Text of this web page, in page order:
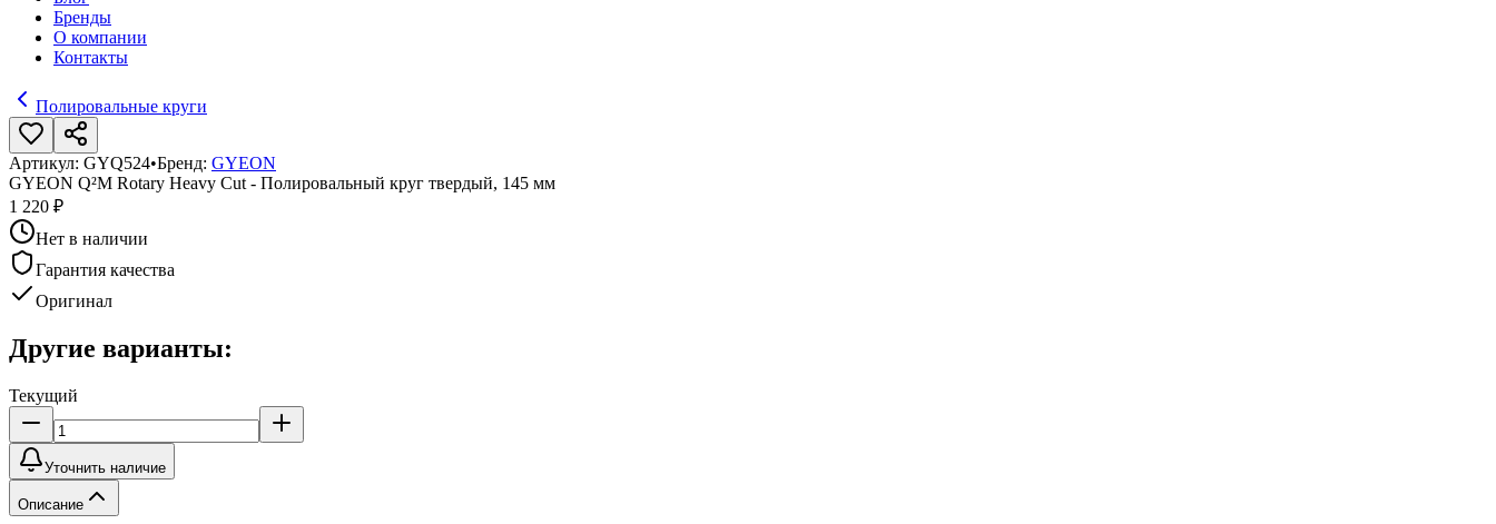
Бренды
О компании
Контакты
Полировальные круги
Артикул: GYQ524•Бренд: GYEON
GYEON Q²M Rotary Heavy Cut - Полировальный круг твердый, 145 мм
1 220 ₽
Нет в наличии
Гарантия качества
Оригинал
Другие варианты:
Текущий
Уточнить наличие
Описание